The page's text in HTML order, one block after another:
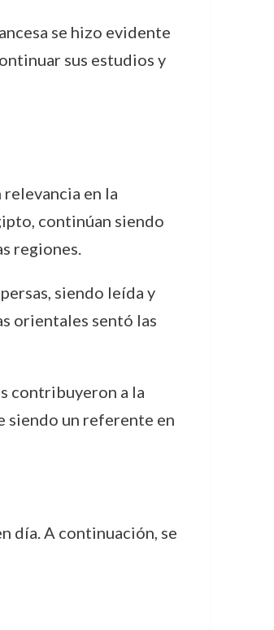
se hizo evidente
sus estudios y
en la
continúan siendo
regiones.
siendo leída y
orientales sentó las
contribuyeron a la
siendo un referente en
día. A continuación, se